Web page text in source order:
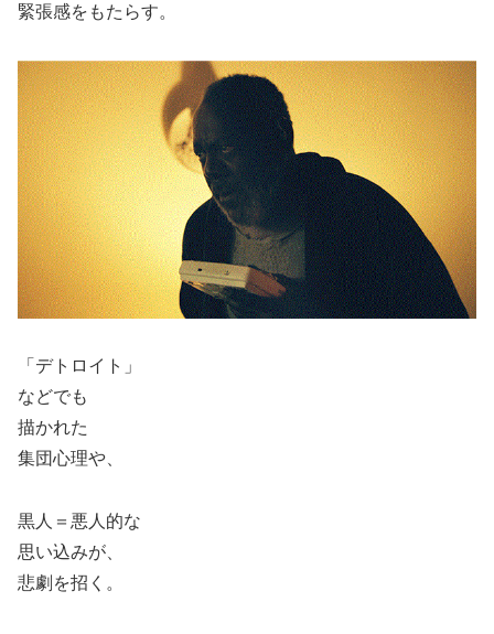
緊張感をもたらす。
「デトロイト」
などでも
描かれた
集団心理や、
黒人＝悪人的な
思い込みが、
悲劇を招く。